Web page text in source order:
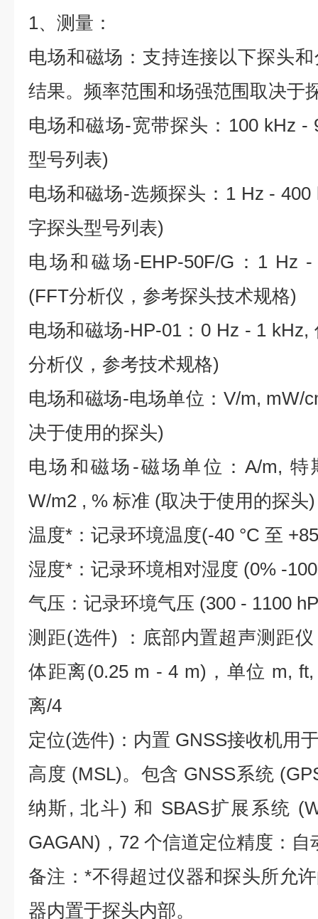
1、测量：
电场和磁场：支持连接以下探头
结果。频率范围和场强范围取决于
电场和磁场-宽带探头：100 kHz -
型号列表)
电场和磁场-选频探头：1 Hz -
字探头型号列表)
电场和磁场-EHP-50F/G：1 Hz
(FFT分析仪，参考探头技术规格)
电场和磁场-HP-01：0 Hz - 1
分析仪，参考技术规格)
电场和磁场-电场单位：V/m, mW/
决于使用的探头)
电场和磁场-磁场单位：A/m, 特
W/m2 , % 标准 (取决于使用的探头)
温度*：记录环境温度(-40 °C 至
湿度*：记录环境相对湿度 (0% -
气压：记录环境气压 (300 - 1100
测距(选件) ：底部内置超声测距
体距离(0.25 m - 4 m)，单位 m,
离/4
定位(选件)：内置 GNSS接收机用
高度 (MSL)。包含 GNSS系统
纳斯, 北斗) 和 SBAS扩展系统
GAGAN)，72 个信道定位精度：自
备注：*不得超过仪器和探头所允
器内置于探头内部。